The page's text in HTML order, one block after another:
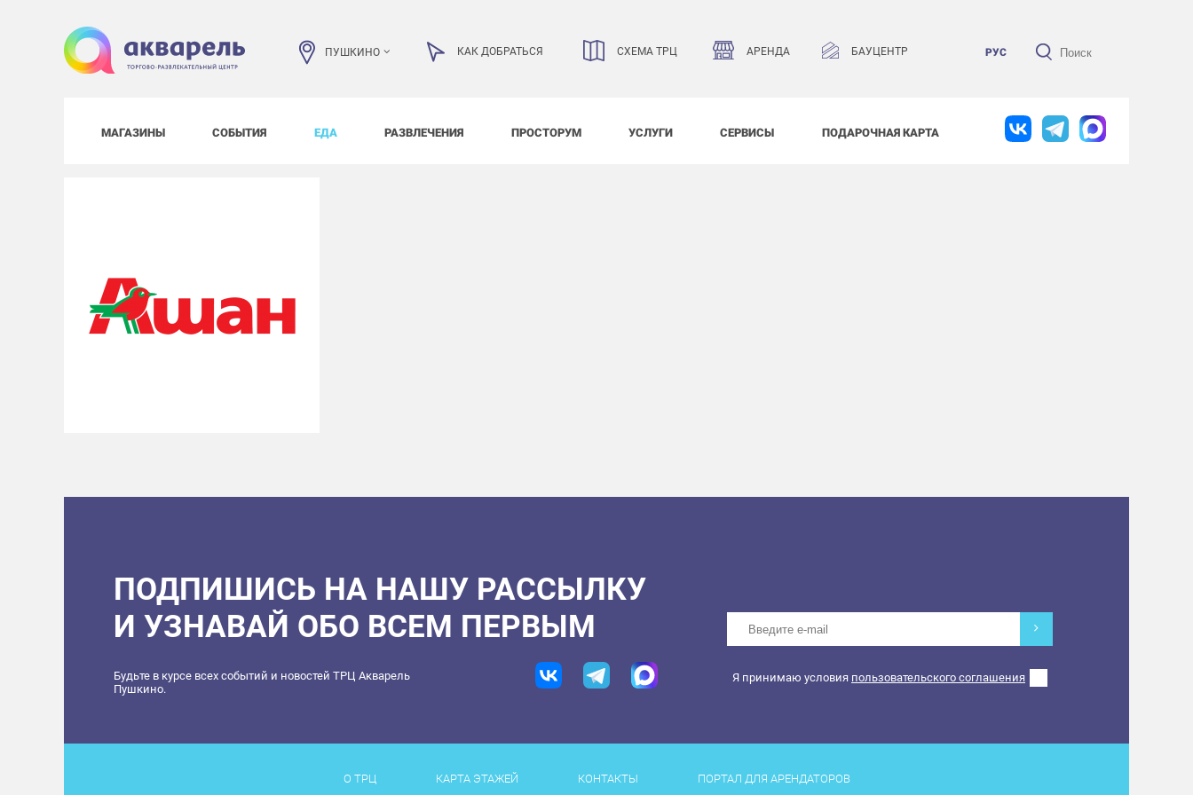
ПУШКИНО КАК ДОБРАТЬСЯ СХЕМА ТРЦ АРЕНДА БАУЦЕНТР РУС
МАГАЗИНЫ СОБЫТИЯ ЕДА РАЗВЛЕЧЕНИЯ ПРОСТОРУМ УСЛУГИ СЕРВИСЫ ПОДАРОЧНАЯ КАРТА
ПОДПИШИСЬ НА НАШУ РАССЫЛКУ
И УЗНАВАЙ ОБО ВСЕМ ПЕРВЫМ
Будьте в курсе всех событий и новостей ТРЦ Акварель
Пушкино.
Я принимаю условия пользовательского соглашения
О ТРЦ КАРТА ЭТАЖЕЙ КОНТАКТЫ ПОРТАЛ ДЛЯ АРЕНДАТОРОВ